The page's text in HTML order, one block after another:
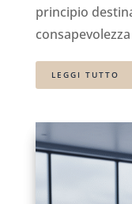
principio
LEGGI TUTTO